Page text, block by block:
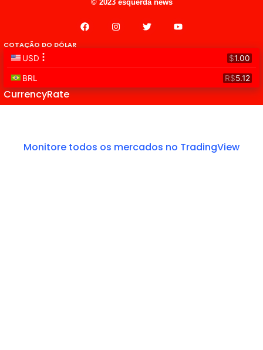
© 2023 esquerda news
COTAÇÃO DO DÓLAR
CurrencyRate
Monitore todos os mercados no TradingView